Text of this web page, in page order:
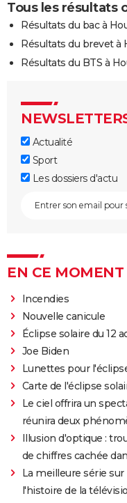
Tous les résultats
Résultats du bac à
Résultats du brevet à
Résultats du BTS à
Actualité
Sport
Les dossiers d'actu
EN CE MOMENT
Incendies
Nouvelle canicule
Éclipse solaire du 12
Joe Biden
Lunettes pour
Carte de l'éclipse
Le ciel offrira un
réunira deux
Illusion d'optique :
de chiffres cachée
La meilleure série
l'histoire de la